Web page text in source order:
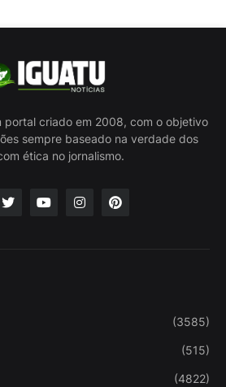
portal criado em 2008, com o objetivo
sempre baseado na verdade dos
ética no jornalismo.
(3585)
(515)
(4822)